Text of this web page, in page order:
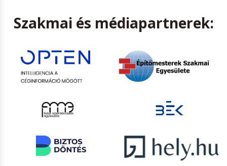
Szakmai és médiapartnerek: